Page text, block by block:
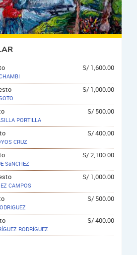
S/ 1,600.00
S/ 1,000.00
S/ 500.00
PORTILLA
S/ 400.00
CRUZ
S/ 2,100.00
SáNCHEZ
S/ 1,000.00
CAMPOS
S/ 500.00
S/ 400.00
RODRÍGUEZ